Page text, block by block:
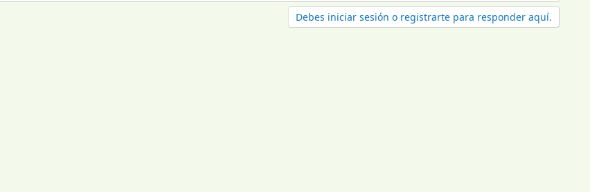
Debes iniciar sesión o registrarte para responder aquí.